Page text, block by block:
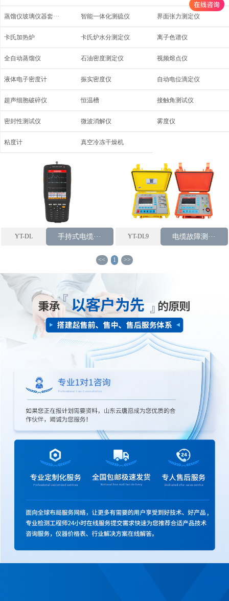
蒸馏仪玻璃仪器套··· 智能一体化测硫仪 界面张力测定仪
卡氏加热炉 卡氏炉水分测定仪 离子色谱仪
全自动蒸馏仪 石油密度测定仪 视频熔点仪
液体电子密度计 振实密度仪 自动电位滴定仪
超声细胞破碎仪 恒温槽 接触角测试仪
密封性测试仪 微波消解仪 雾度仪
粘度计 真空冷冻干燥机
YT-DL 手持式电缆··· YT-DL9 电缆故障测···
<< 1 >>